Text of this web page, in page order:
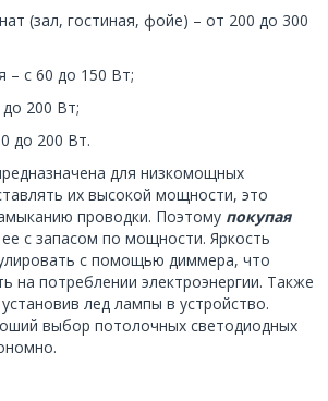
(зал, гостиная, фойе) – от 200 до 300
– с 60 до 150 Вт;
200 Вт;
до 200 Вт.
для низкомощных
их высокой мощности, это
проводки. Поэтому покупая
с запасом по мощности. Яркость
с помощью диммера, что
на потреблении электроэнергии. Также
лед лампы в устройство.
выбор потолочных светодиодных